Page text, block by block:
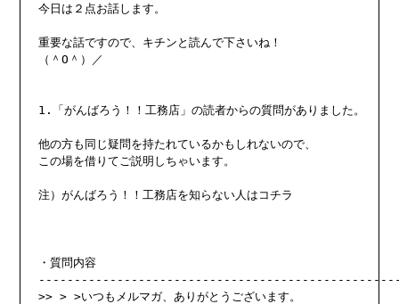
今日は２点お話します。
重要な話ですので、キチンと読んで下さいね！
（＾O＾）／
1.「がんばろう！！工務店」の読者からの質問がありました。
他の方も同じ疑問を持たれているかもしれないので、
この場を借りてご説明しちゃいます。
注）がんばろう！！工務店を知らない人は コチラ
・質問内容
>> > >いつもメルマガ、ありがとうございます。